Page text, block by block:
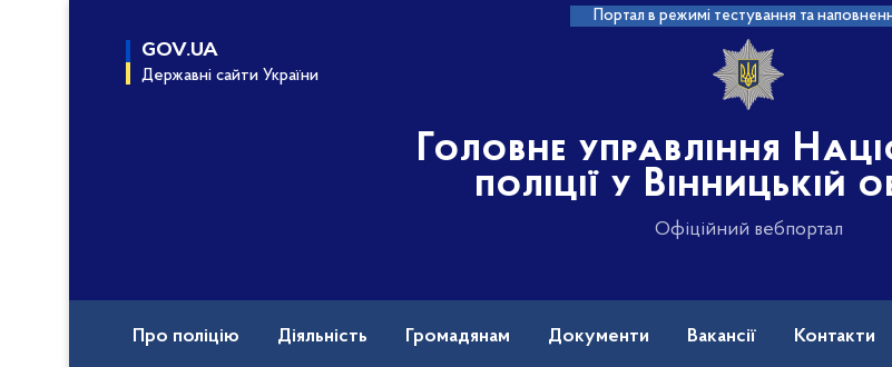
Портал в режимі тестування та
GOV.UA
Державні сайти України
Головне управління
поліції у Вінницькій
Офіційний вебпортал
Про поліцію Діяльність Громадянам Документи Вакансії Контакти